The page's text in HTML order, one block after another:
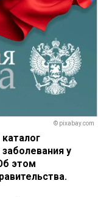
© pixabay.com
у
этом